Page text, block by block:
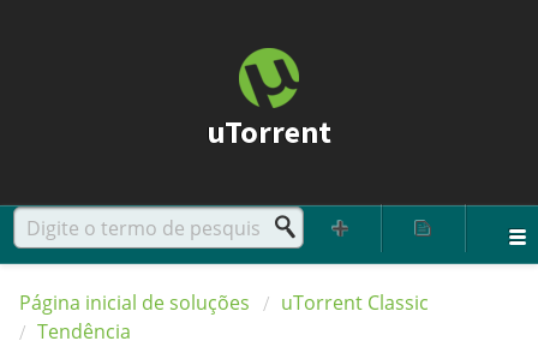
uTorrent
Página inicial de soluções
uTorrent Classic
Tendência